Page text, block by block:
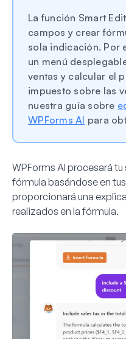
La función Smart
campos y crear
sola indicación. Por
un menú
ventas y calcular el
impuesto sobre las
nuestra guía sobre
WPForms AI para
WPForms AI procesará
fórmula basándose en
proporcionará una
realizados en la fórmula.